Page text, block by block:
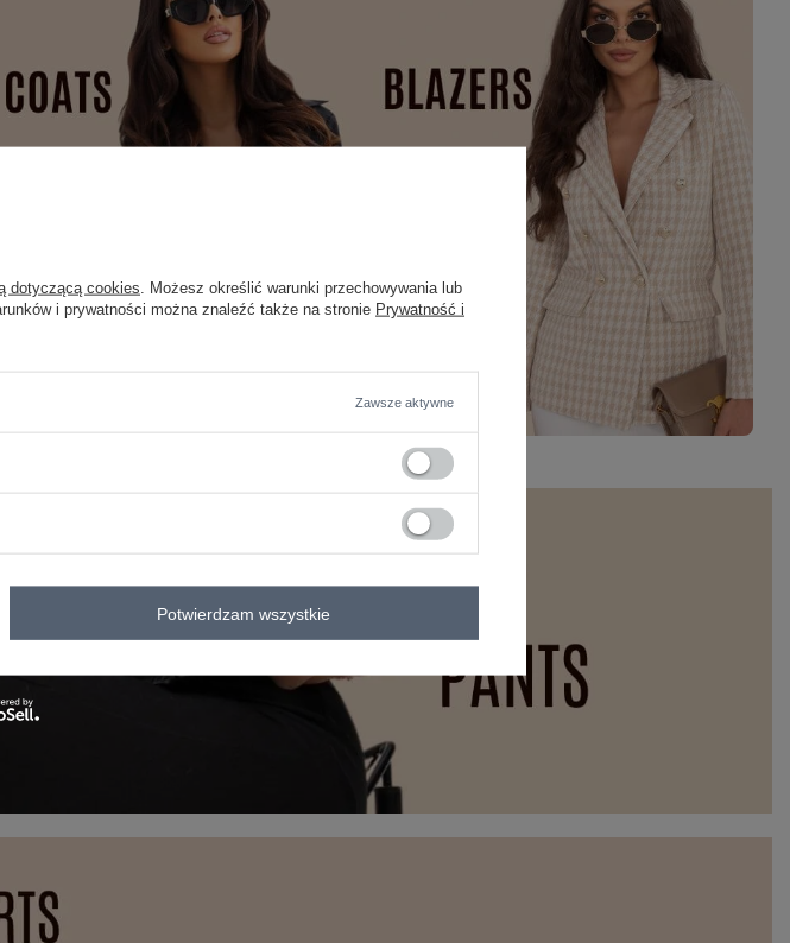
dotyczącą cookies . Możesz określić warunki przechowywania lub
i prywatności można znaleźć także na stronie Prywatność i
Zawsze aktywne
Potwierdzam wszystkie